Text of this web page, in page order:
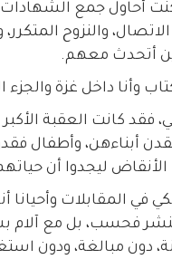
أحاول جمع
والنزوح
أتحدث معهم.
وأنا داخل غزة
فقد كانت العقبة
أبناءهن، وأطفال
ليجدوا أن
في المقابلات وأحيانا
فحسب، بل مع آلام
دون مبالغة، ودون